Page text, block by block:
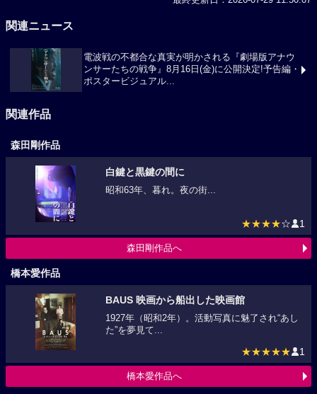
関連ニュース
電波戦の不都合な真実が明かされる『劇場版アナウ
ンサーたちの戦争』8月16日(金)に公開決定!予告編・
ポスタービジュアル...
関連作品
森田剛作品
白鍵と黒鍵の間に
昭和63年、暮れ。夜の街...
★★★★☆ 1
森田剛作品へ
橋本愛作品
BAUS 映画から船出した映画館
1927年（昭和2年）。活動写真に魅了され“あし
た”を夢見て...
★★★★★ 1
橋本愛作品へ